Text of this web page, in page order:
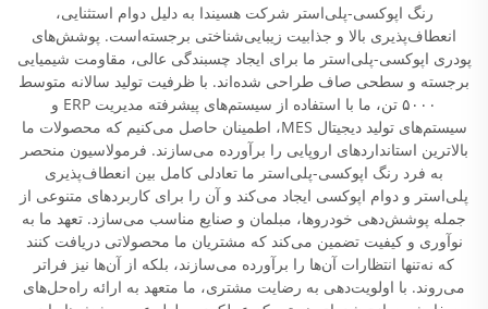
رنگ اپوکسی-پلی‌استر شرکت هسیندا به دلیل دوام استثنایی،
انعطاف‌پذیری بالا و جذابیت زیبایی‌شناختی برجسته‌است. پوشش‌های
پودری اپوکسی-پلی‌استر ما برای ایجاد چسبندگی عالی، مقاومت شیمیایی
برجسته و سطحی صاف طراحی شده‌اند. با ظرفیت تولید سالانه متوسط
۵۰۰۰ تن، ما با استفاده از سیستم‌های پیشرفته مدیریت ERP و
سیستم‌های تولید دیجیتال MES، اطمینان حاصل می‌کنیم که محصولات ما
بالاترین استانداردهای اروپایی را برآورده می‌سازند. فرمولاسیون منحصر
به فرد رنگ اپوکسی-پلی‌استر ما تعادلی کامل بین انعطاف‌پذیری
پلی‌استر و دوام اپوکسی ایجاد می‌کند و آن را برای کاربردهای متنوعی از
جمله پوشش‌دهی خودروها، مبلمان و صنایع مناسب می‌سازد. تعهد ما به
نوآوری و کیفیت تضمین می‌کند که مشتریان ما محصولاتی دریافت کنند
که نه‌تنها انتظارات آن‌ها را برآورده می‌سازند، بلکه از آن‌ها نیز فراتر
می‌روند. با اولویت‌دهی به رضایت مشتری، ما متعهد به ارائه راه‌حل‌های